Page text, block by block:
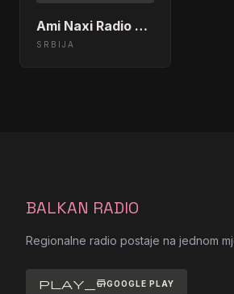
Ami Naxi Radio Kikinda
SRBIJA
BALKAN RADIO
Regionalne radio postaje na jednom
play_storeGOOGLE PLAY